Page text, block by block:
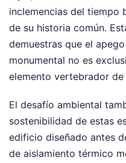
inclemencias del tiempo
de su historia común.
demuestras que el
monumental no es
elemento vertebrador
El desafío ambiental
sostenibilidad de estas
edificio diseñado antes
de aislamiento térmico